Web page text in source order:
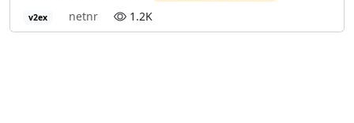
v2ex netnr 1.2K